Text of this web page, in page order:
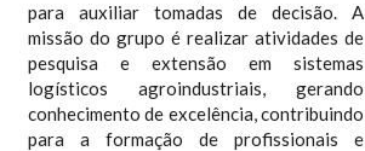
para auxiliar tomadas de decisão. A
missão do grupo é realizar atividades de
pesquisa e extensão em sistemas
logísticos agroindustriais, gerando
conhecimento de excelência, contribuindo
para a formação de profissionais e